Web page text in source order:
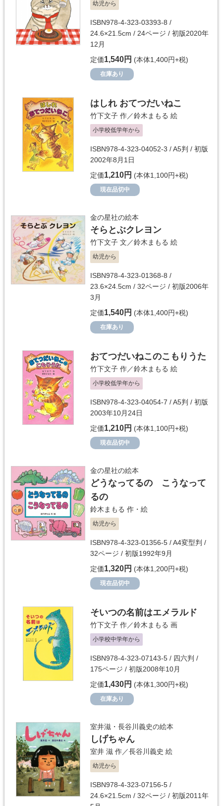
幼児から
ISBN978-4-323-03393-8 /
24.6×21.5cm / 24ページ / 初版2020年
12月
定価1,540円 (本体1,400円+税)
在庫あり
はしれ おてつだいねこ
竹下文子 作／鈴木まもる 絵
小学校低学年から
ISBN978-4-323-04052-3 / A5判 / 初版
2002年8月1日
定価1,210円 (本体1,100円+税)
現在品切中
金の星社の絵本
そらとぶクレヨン
竹下文子 文／鈴木まもる 絵
幼児から
ISBN978-4-323-01368-8 /
23.6×24.5cm / 32ページ / 初版2006年
3月
定価1,540円 (本体1,400円+税)
在庫あり
おてつだいねこのこもりうた
竹下文子 作／鈴木まもる 絵
小学校低学年から
ISBN978-4-323-04054-7 / A5判 / 初版
2003年10月24日
定価1,210円 (本体1,100円+税)
現在品切中
金の星社の絵本
どうなってるの こうなって
るの
鈴木まもる 作・絵
幼児から
ISBN978-4-323-01356-5 / A4変型判 /
32ページ / 初版1992年9月
定価1,320円 (本体1,200円+税)
現在品切中
そいつの名前はエメラルド
竹下文子 作／鈴木まもる 画
小学校中学年から
ISBN978-4-323-07143-5 / 四六判 /
175ページ / 初版2008年10月
定価1,430円 (本体1,300円+税)
在庫あり
室井滋・長谷川義史の絵本
しげちゃん
室井 滋 作／長谷川義史 絵
幼児から
ISBN978-4-323-07156-5 /
24.6×21.5cm / 32ページ / 初版2011年